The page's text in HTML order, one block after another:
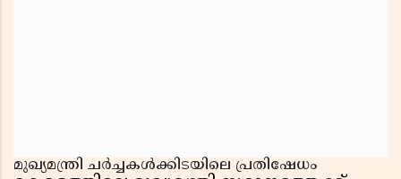
മുഖ്യമന്ത്രി ചർച്ചകൾക്കിടയിലെ പ്രതിഷേധം